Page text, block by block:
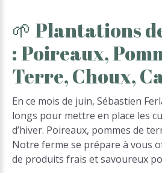
🌱 Plantations
: Poireaux,
Terre,Choux,
En ce mois de juin, Sébastien
longs pour mettre en place les
d’hiver. Poireaux, pommes de
Notre ferme se prépare à vous
de produits frais et savoureux